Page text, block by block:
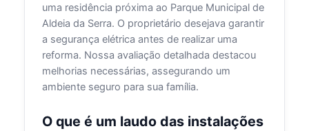
uma residência próxima ao Parque Municipal de
Aldeia da Serra. O proprietário desejava garantir
a segurança elétrica antes de realizar uma
reforma. Nossa avaliação detalhada destacou
melhorias necessárias, assegurando um
ambiente seguro para sua família.
O que é um laudo das instalações